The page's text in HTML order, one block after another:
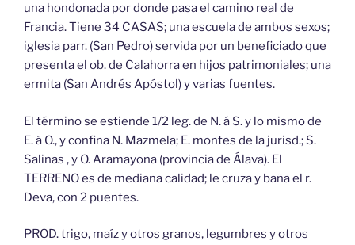
una hondonada por donde pasa el camino real de
Francia. Tiene 34 CASAS; una escuela de ambos sexos;
iglesia parr. (San Pedro) servida por un beneficiado que
presenta el ob. de Calahorra en hijos patrimoniales; una
ermita (San Andrés Apóstol) y varias fuentes.
El término se estiende 1/2 leg. de N. á S. y lo mismo de
E. á O., y confina N. Mazmela; E. montes de la jurisd.; S.
Salinas , y O. Aramayona (provincia de Álava). El
TERRENO es de mediana calidad; le cruza y baña el r.
Deva, con 2 puentes.
PROD. trigo, maíz y otros granos, legumbres y otros